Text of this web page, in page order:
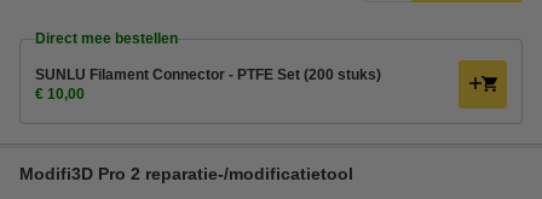
Direct mee bestellen
SUNLU Filament Connector - PTFE Set (200 stuks)
€ 10,00
Modifi3D Pro 2 reparatie-/modificatietool